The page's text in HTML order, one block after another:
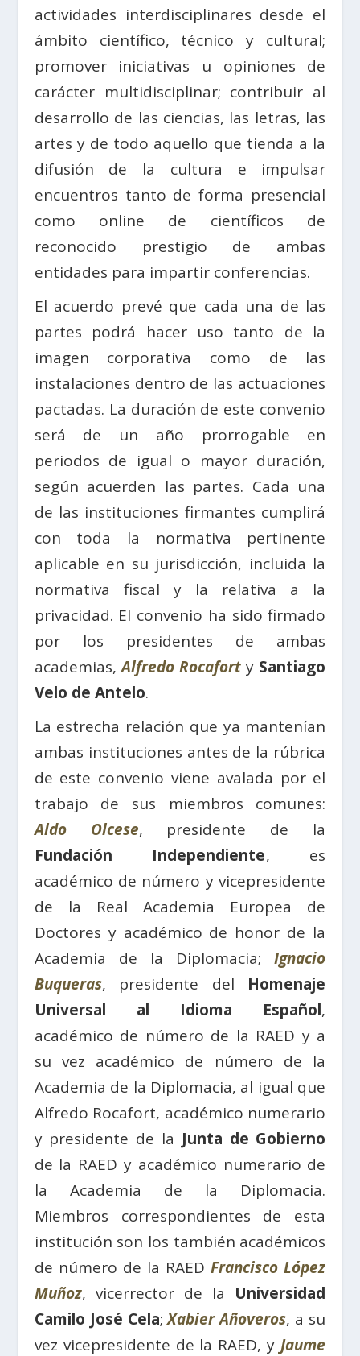
actividades interdisciplinares desde el
ámbito científico, técnico y cultural;
promover iniciativas u opiniones de
carácter multidisciplinar; contribuir al
desarrollo de las ciencias, las letras, las
artes y de todo aquello que tienda a la
difusión de la cultura e impulsar
encuentros tanto de forma presencial
como online de científicos de
reconocido prestigio de ambas
entidades para impartir conferencias.
El acuerdo prevé que cada una de las
partes podrá hacer uso tanto de la
imagen corporativa como de las
instalaciones dentro de las actuaciones
pactadas. La duración de este convenio
será de un año prorrogable en
periodos de igual o mayor duración,
según acuerden las partes. Cada una
de las instituciones firmantes cumplirá
con toda la normativa pertinente
aplicable en su jurisdicción, incluida la
normativa fiscal y la relativa a la
privacidad. El convenio ha sido firmado
por los presidentes de ambas
academias,Alfredo Rocafort y Santiago
Velo de Antelo.
La estrecha relación que ya mantenían
ambas instituciones antes de la rúbrica
de este convenio viene avalada por el
trabajo de sus miembros comunes:
Aldo Olcese, presidente de la
Fundación Independiente, es
académico de número y vicepresidente
de la Real Academia Europea de
Doctores y académico de honor de la
Academia de la Diplomacia;Ignacio
Buqueras, presidente del Homenaje
Universal al Idioma Español,
académico de número de la RAED y a
su vez académico de número de la
Academia de la Diplomacia, al igual que
Alfredo Rocafort, académico numerario
y presidente de la Junta de Gobierno
de la RAED y académico numerario de
la Academia de la Diplomacia.
Miembros correspondientes de esta
institución son los también académicos
de número de la RAEDFrancisco López
Muñoz, vicerrector de la Universidad
Camilo José Cela;Xabier Añoveros, a su
vez vicepresidente de la RAED, yJaume